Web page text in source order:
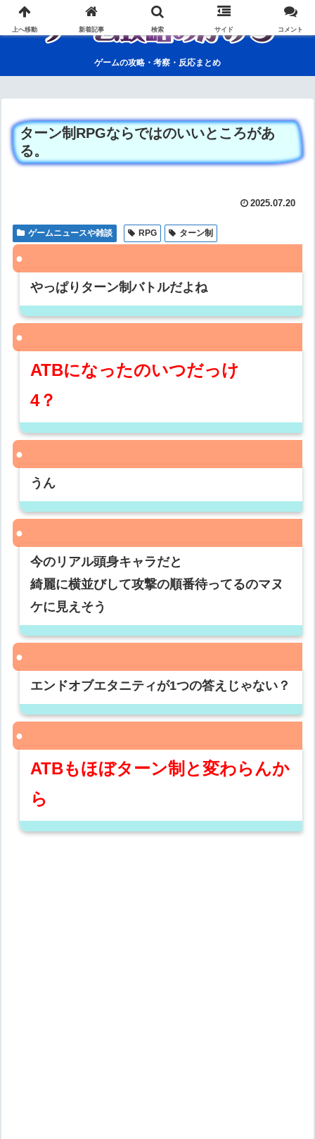
ゲームの攻略・考察・反応まとめ
ターン制RPGならではのいいところがあ
る。
2025.07.20
ゲームニュースや雑談 RPG ターン制
やっぱりターン制バトルだよね
ATBになったのいつだっけ
4？
うん
今のリアル頭身キャラだと
綺麗に横並びして攻撃の順番待ってるのマヌ
ケに見えそう
エンドオブエタニティが1つの答えじゃない？
ATBもほぼターン制と変わらんか
ら
上へ移動 新着記事 検索 サイド コメント